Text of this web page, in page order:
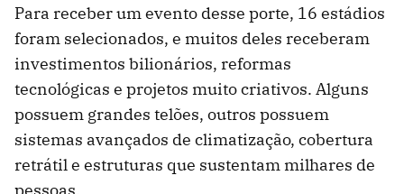
Para receber um evento desse porte, 16 estádios
foram selecionados, e muitos deles receberam
investimentos bilionários, reformas
tecnológicas e projetos muito criativos. Alguns
possuem grandes telões, outros possuem
sistemas avançados de climatização, cobertura
retrátil e estruturas que sustentam milhares de